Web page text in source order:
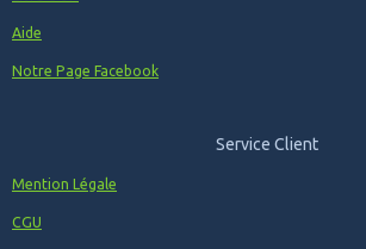
Aide
Notre Page Facebook
Service Client
Mention Légale
CGU